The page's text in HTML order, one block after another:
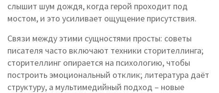
слышит шум дождя, когда герой проходит под
мостом, и это усиливает ощущение присутствия.
Связи между этими сущностями просты: советы
писателя часто включают техники сторителлинга;
сторителлинг опирается на психологию, чтобы
построить эмоциональный отклик; литература даёт
структуру, а мультимедийный подход – новые